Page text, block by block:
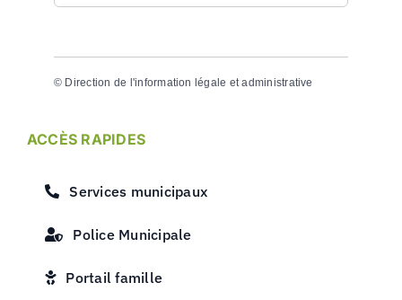
© Direction de l'information légale et administrative
ACCÈS RAPIDES
Services municipaux
Police Municipale
Portail famille